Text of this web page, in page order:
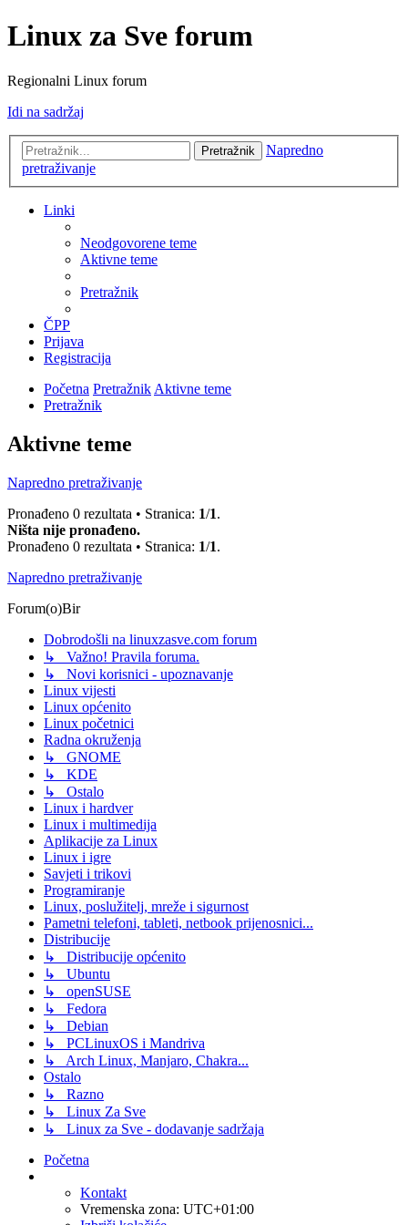
Linux za Sve forum
Regionalni Linux forum
Idi na sadržaj
Pretražnik
Napredno
pretraživanje
Linki
Neodgovorene teme
Aktivne teme
Pretražnik
ČPP
Prijava
Registracija
Početna PretražnikAktivne teme
Pretražnik
Aktivne teme
Napredno pretraživanje
Pronađeno 0 rezultata • Stranica: 1/1.
Ništa nije pronađeno.
Pronađeno 0 rezultata • Stranica: 1/1.
Napredno pretraživanje
Forum(o)Bir
Dobrodošli na linuxzasve.com forum
↳ Važno! Pravila foruma.
↳ Novi korisnici - upoznavanje
Linux vijesti
Linux općenito
Linux početnici
Radna okruženja
↳ GNOME
↳ KDE
↳ Ostalo
Linux i hardver
Linux i multimedija
Aplikacije za Linux
Linux i igre
Savjeti i trikovi
Programiranje
Linux, poslužitelj, mreže i sigurnost
Pametni telefoni, tableti, netbook prijenosnici...
Distribucije
↳ Distribucije općenito
↳ Ubuntu
↳ openSUSE
↳ Fedora
↳ Debian
↳ PCLinuxOS i Mandriva
↳ Arch Linux, Manjaro, Chakra...
Ostalo
↳ Razno
↳ Linux Za Sve
↳ Linux za Sve - dodavanje sadržaja
Početna
Kontakt
Vremenska zona: UTC+01:00